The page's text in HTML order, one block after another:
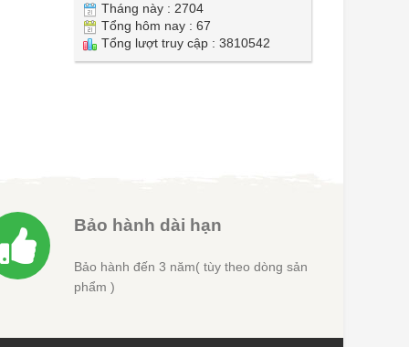
Tháng này : 2704
Tổng hôm nay : 67
Tổng lượt truy cập : 3810542
Bảo hành dài hạn
Bảo hành đến 3 năm( tùy theo dòng sản
phẩm )